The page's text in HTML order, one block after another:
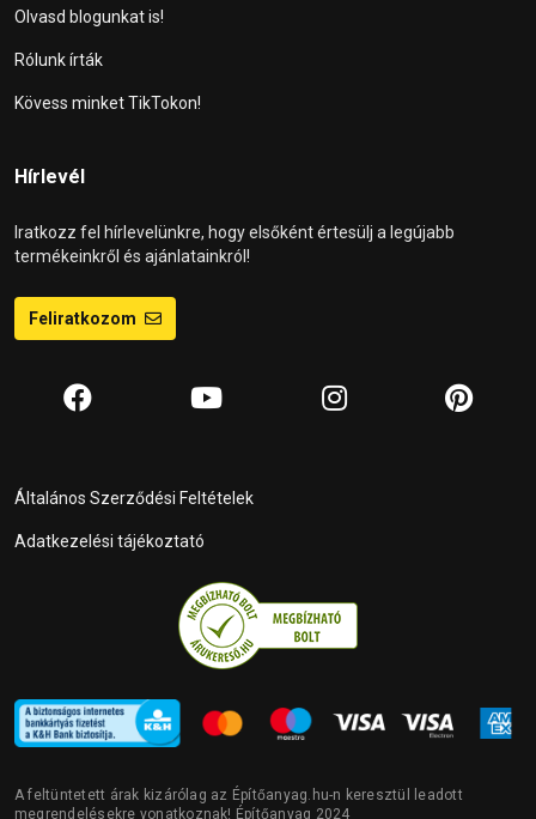
Olvasd blogunkat is!
Rólunk írták
Kövess minket TikTokon!
Hírlevél
Iratkozz fel hírlevelünkre, hogy elsőként értesülj a legújabb
termékeinkről és ajánlatainkról!
Feliratkozom
Általános Szerződési Feltételek
Adatkezelési tájékoztató
A feltüntetett árak kizárólag az Építőanyag.hu-n keresztül leadott
megrendelésekre vonatkoznak! Építőanyag 2024